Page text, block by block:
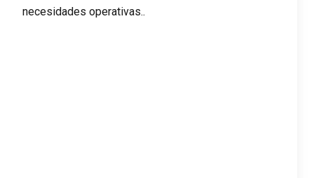
necesidades operativas..